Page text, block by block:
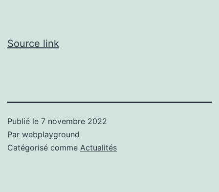
Source link
Publié le 7 novembre 2022
Par webplayground
Catégorisé comme Actualités